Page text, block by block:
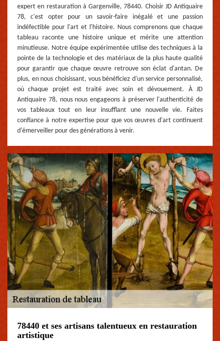
expert en restauration à Gargenville, 78440. Choisir JD Antiquaire
78, c'est opter pour un savoir-faire inégalé et une passion
indéfectible pour l'art et l'histoire. Nous comprenons que chaque
tableau raconte une histoire unique et mérite une attention
minutieuse. Notre équipe expérimentée utilise des techniques à la
pointe de la technologie et des matériaux de la plus haute qualité
pour garantir que chaque œuvre retrouve son éclat d'antan. De
plus, en nous choisissant, vous bénéficiez d'un service personnalisé,
où chaque projet est traité avec soin et dévouement. À JD
Antiquaire 78, nous nous engageons à préserver l'authenticité de
vos tableaux tout en leur insufflant une nouvelle vie. Faites
confiance à notre expertise pour que vos œuvres d'art continuent
d'émerveiller pour des générations à venir.
78440 et ses artisans talentueux en restauration
artistique